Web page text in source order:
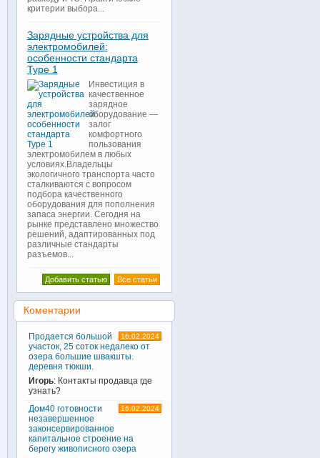
критерии выбора...
Зарядные устройства для
электромобилей:
особенности стандарта
Type 1
Инвестиция в
качественное
зарядное
оборудование —
залог
комфортного
пользования
электромобилем в любых
условиях.Владельцы
экологичного транспорта часто
сталкиваются с вопросом
подбора качественного
оборудования для пополнения
запаса энергии. Сегодня на
рынке представлено множество
решений, адаптированных под
различные стандарты
разъемов...
Все статьи
Добавить статью
Коментарии
16.02.2024
Продается большой
участок, 25 соток недалеко от
озера большие швакшты.
деревня тюкши.
Игорь: Контакты продавца где
узнать?
16.02.2024
Дом40 готовности
незавершенное
законсервированное
капитальное строение на
берегу живописного озера